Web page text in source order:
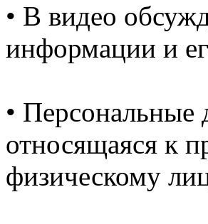
• В видео
информации и
•
относящаяся к
физическому